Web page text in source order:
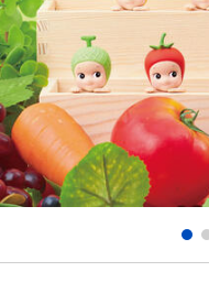
電子玩具
遊戲及拼圖系列
益智學習玩具
戶外及運動用品
LEGO樂高
Barbie芭比
Disney Frozen